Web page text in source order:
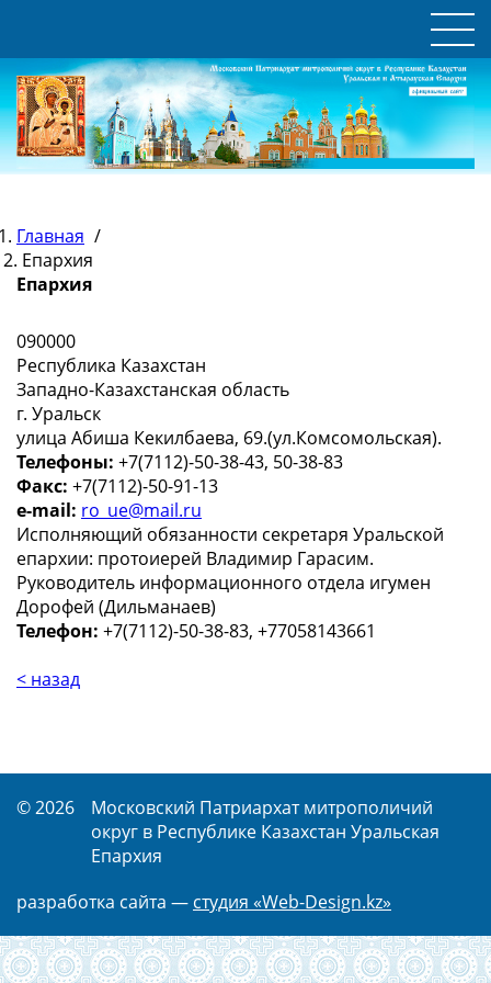
Главная /
Епархия
Епархия
090000
Республика Казахстан
Западно-Казахстанская область
г. Уральск
улица Абиша Кекилбаева, 69.(ул.Комсомольская).
Телефоны: +7(7112)-50-38-43, 50-38-83
Факс: +7(7112)-50-91-13
e-mail: ro_ue@mail.ru
Исполняющий обязанности секретаря Уральской
епархии: протоиерей Владимир Гарасим.
Руководитель информационного отдела игумен
Дорофей (Дильманаев)
Телефон: +7(7112)-50-38-83, +77058143661
< назад
© 2026
Московский Патриархат митрополичий
округ в Республике Казахстан Уральская
Епархия
разработка сайта — студия «Web-Design.kz»